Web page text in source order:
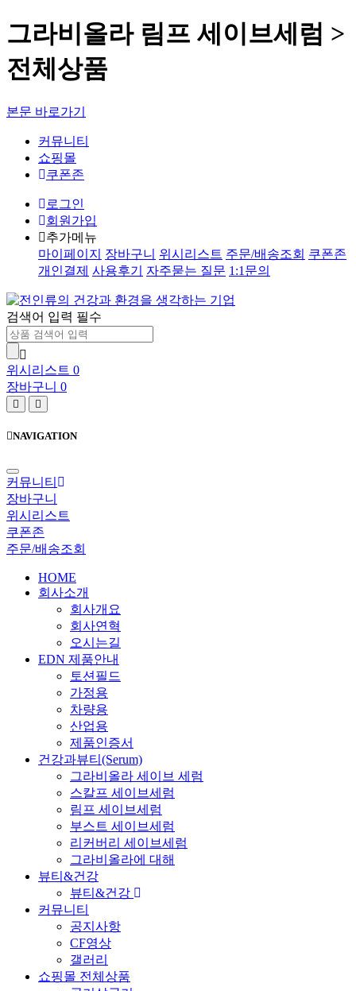
그라비올라 림프 세이브세럼 >
전체상품
본문 바로가기
커뮤니티
쇼핑몰
쿠폰존
로그인
회원가입
추가메뉴
마이페이지
장바구니 위시리스트 주문/배송조회 쿠폰존
개인결제 사용후기 자주묻는 질문 1:1문의
검색어 입력 필수
위시리스트 0
장바구니 0
검
버
메
버
NAVIGATION
커뮤니티
장바구니
위시리스트
쿠폰존
주문/배송조회
HOME
회사소개
회사개요
회사연혁
오시는길
EDN 제품안내
토션필드
가정용
차량용
산업용
제품인증서
건강과뷰티(Serum)
그라비올라 세이브 세럼
스칼프 세이브세럼
림프 세이브세럼
부스트 세이브세럼
리커버리 세이브세럼
그라비올라에 대해
뷰티&건강
뷰티&건강
커뮤니티
공지사항
CF영상
갤러리
쇼핑몰 전체상품